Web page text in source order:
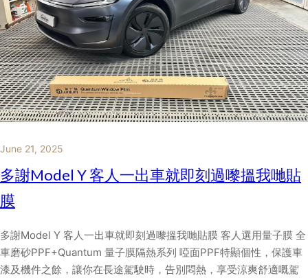
June 21, 2025
多謝Model Y 客人一出車就即刻過嚟搵我哋貼
膜
多謝Model Y 客人一出車就即刻過嚟搵我哋貼膜 客人選用量子膜 全
車磨砂PPF+Quantum 量子膜隔熱系列 啞面PPF特顯個性，保護車
漆及機件之餘，讓你在長途駕駛時，告別悶熱，享受涼爽舒適嘅駕